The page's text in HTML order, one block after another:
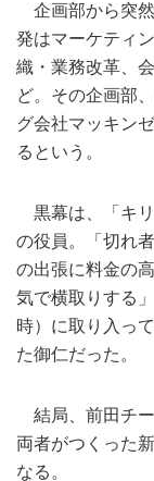
企画部から突
発はマーケティ
織・業務改革、
ど。その企画部
グ会社マッキン
るという。
黒幕は、「キ
の役員。「切れ
の出張に料金の
気で横取りする
時）に取り入っ
た御仁だった。
結局、前田チ
両者がつくった
なる。